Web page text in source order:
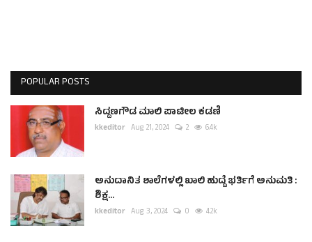
POPULAR POSTS
ಸಿದ್ದಣಗೌಡ ಮಾಲಿ ಪಾಟೀಲ ಕಡಣಿ
kkeditor Aug 21, 2024 2 6.4k
ಅನುದಾನಿತ ಶಾಲೆಗಳಲ್ಲಿ ಖಾಲಿ ಹುದ್ದೆ ಭರ್ತಿಗೆ ಅನುಮತಿ :
ಶಿಕ್ಷ...
kkeditor Aug 3, 2024 0 4.2k